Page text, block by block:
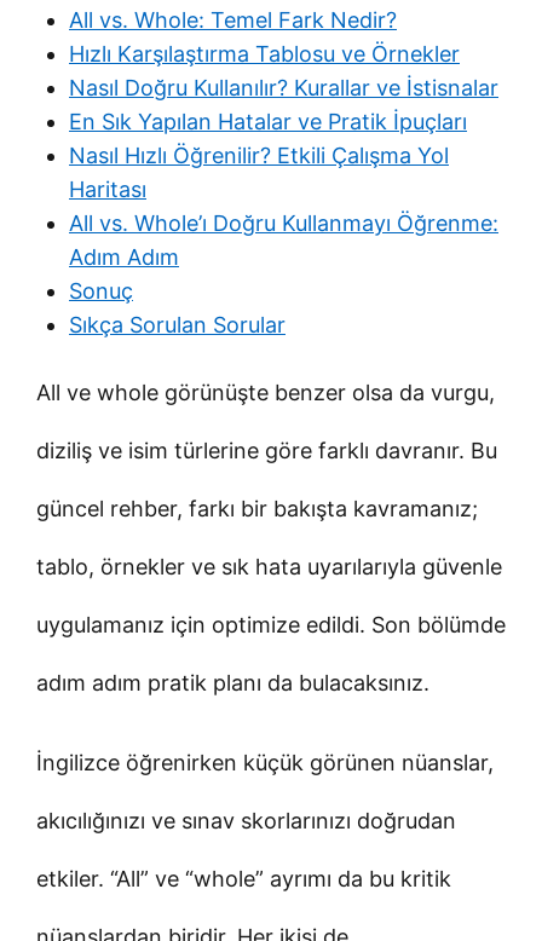
All vs. Whole: Temel Fark Nedir?
Hızlı Karşılaştırma Tablosu ve Örnekler
Nasıl Doğru Kullanılır? Kurallar ve İstisnalar
En Sık Yapılan Hatalar ve Pratik İpuçları
Nasıl Hızlı Öğrenilir? Etkili Çalışma Yol
Haritası
All vs. Whole’ı Doğru Kullanmayı Öğrenme:
Adım Adım
Sonuç
Sıkça Sorulan Sorular
All ve whole görünüşte benzer olsa da vurgu,
diziliş ve isim türlerine göre farklı davranır. Bu
güncel rehber, farkı bir bakışta kavramanız;
tablo, örnekler ve sık hata uyarılarıyla güvenle
uygulamanız için optimize edildi. Son bölümde
adım adım pratik planı da bulacaksınız.
İngilizce öğrenirken küçük görünen nüanslar,
akıcılığınızı ve sınav skorlarınızı doğrudan
etkiler. “All” ve “whole” ayrımı da bu kritik